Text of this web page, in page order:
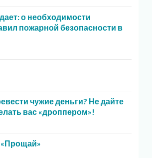
о необходимости
пожарной безопасности в
чужие деньги? Не дайте
вас «дроппером»!
«Прощай»